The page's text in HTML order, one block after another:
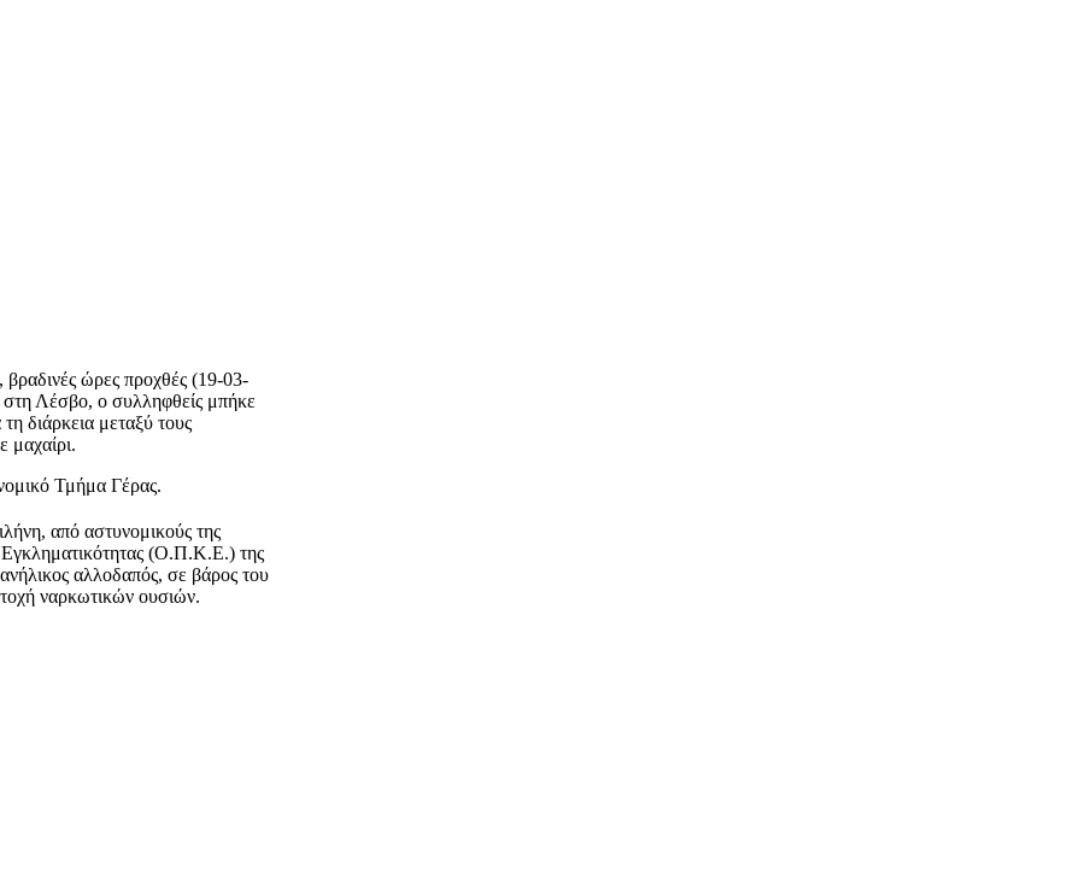
βραδινές ώρες προχθές (19-03-
στη Λέσβο, ο συλληφθείς μπήκε
διάρκεια μεταξύ τους
μαχαίρι.
Τμήμα Γέρας.
από αστυνομικούς της
(Ο.Π.Κ.Ε.) της
αλλοδαπός, σε βάρος του
ναρκωτικών ουσιών.